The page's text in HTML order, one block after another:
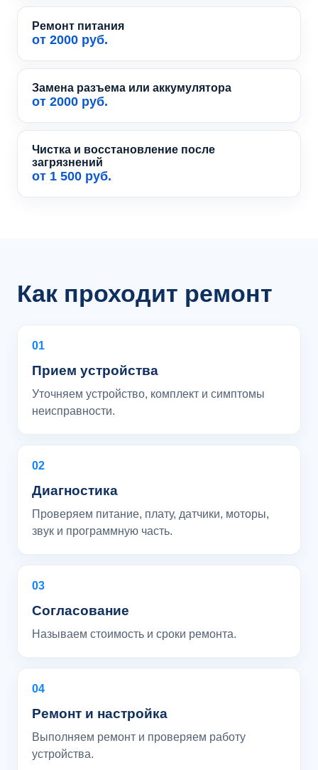
Ремонт питания
от 2000 руб.
Замена разъема или аккумулятора
от 2000 руб.
Чистка и восстановление после
загрязнений
от 1 500 руб.
Как проходит ремонт
01
Прием устройства
Уточняем устройство, комплект и симптомы
неисправности.
02
Диагностика
Проверяем питание, плату, датчики, моторы,
звук и программную часть.
03
Согласование
Называем стоимость и сроки ремонта.
04
Ремонт и настройка
Выполняем ремонт и проверяем работу
устройства.